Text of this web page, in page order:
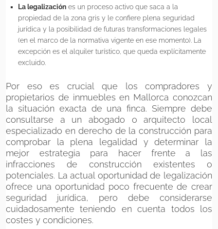
La legalización es un proceso activo que saca a la
propiedad de la zona gris y le confiere plena seguridad
jurídica y la posibilidad de futuras transformaciones legales
(en el marco de la normativa vigente en ese momento). La
excepción es el alquiler turístico, que queda explícitamente
excluido.
Por eso es crucial que los compradores y
propietarios de inmuebles en Mallorca conozcan
la situación exacta de una finca. Siempre debe
consultarse a un abogado o arquitecto local
especializado en derecho de la construcción para
comprobar la plena legalidad y determinar la
mejor estrategia para hacer frente a las
infracciones de construcción existentes o
potenciales. La actual oportunidad de legalización
ofrece una oportunidad poco frecuente de crear
seguridad jurídica, pero debe considerarse
cuidadosamente teniendo en cuenta todos los
costes y condiciones.